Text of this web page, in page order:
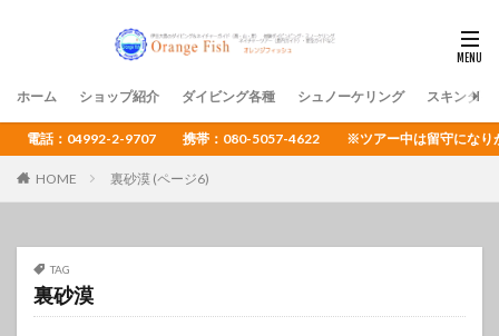
ホーム ショップ紹介 ダイビング各種 シュノーケリング スキンダイ
電話：04992-2-9707 携帯：080-5057-4622 ※ツアー中は留守になりがち
HOME 裏砂漠 (ページ6)
TAG
裏砂漠